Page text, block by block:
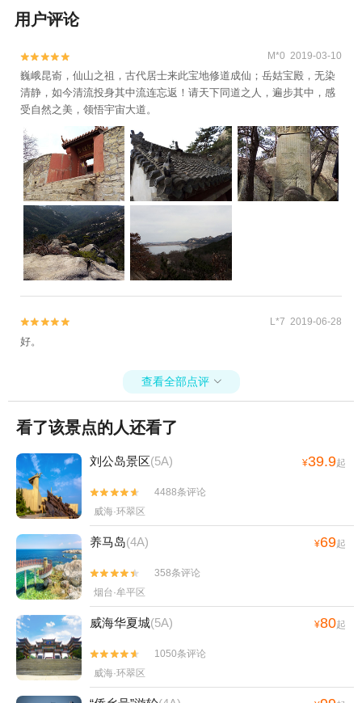
用户评论

 M*0 2019-03-10
巍峨昆嵛，仙山之祖，古代居士来此宝地修道成仙；岳姑宝殿，无染
清静，如今清流投身其中流连忘返！请天下同道之人，遍步其中，感
受自然之美，领悟宇宙大道。

 L*7 2019-06-28
好。
查看全部点评 
看了该景点的人还看了
刘公岛景区(5A) ¥39.9起


4488条评论
威海·环翠区
养马岛(4A) ¥69起


358条评论
烟台·牟平区
威海华夏城(5A) ¥80起


1050条评论
威海·环翠区